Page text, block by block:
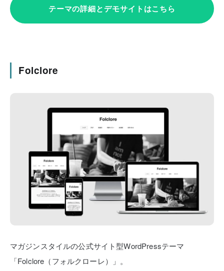
テーマの詳細とデモサイトはこちら
Folclore
マガジンスタイルの公式サイト型WordPressテーマ
「Folclore（フォルクローレ）」。